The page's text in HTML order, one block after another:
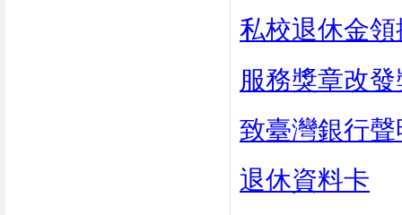
私校退休金領
服務獎章改
致臺灣銀行聲
退休資料卡